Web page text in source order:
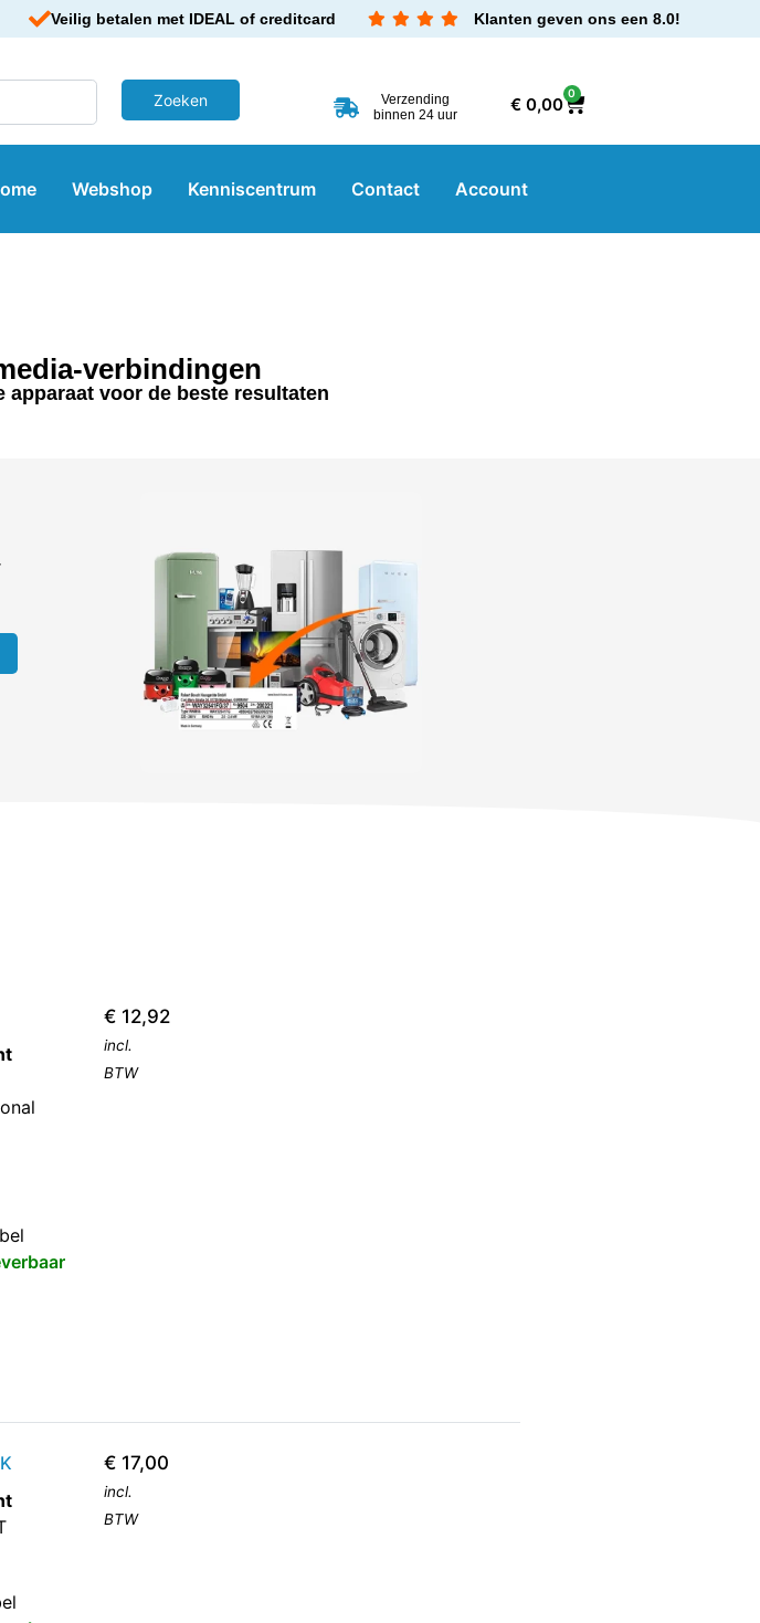
Veilig betalen met IDEAL of creditcard Klanten geven ons een 8.0!
Verzending
binnen 24 uur
€0,00
0
Webshop Kenniscentrum Contact Account
verbindingen
apparaat voor de beste resultaten
€ 12,92
incl.
BTW
€ 17,00
incl.
BTW